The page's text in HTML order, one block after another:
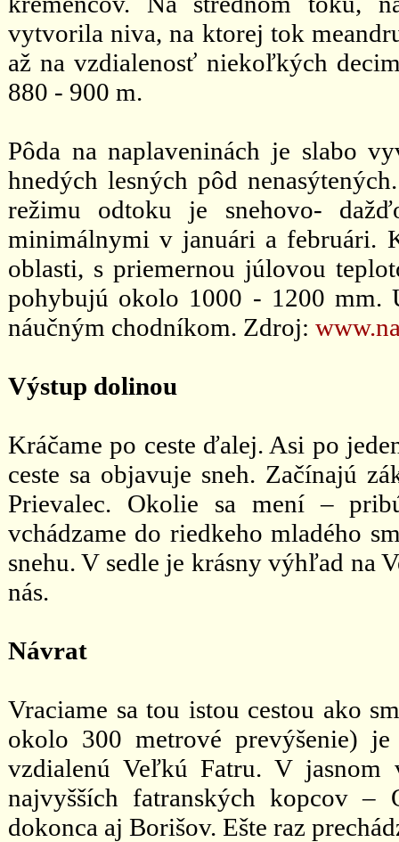
vytvorila niva, na ktorej tok
až na vzdialenosť niekoľkých
880 - 900 m.
Pôda na naplaveninách je slabo
hnedých lesných pôd
režimu odtoku je snehovo-
minimálnymi v januári a februári.
oblasti, s priemernou júlovou
pohybujú okolo 1000 - 1200 mm.
náučným chodníkom. Zdroj:
Výstup dolinou
Kráčame po ceste ďalej. Asi po
ceste sa objavuje sneh. Začínajú
Prievalec. Okolie sa mení –
vchádzame do riedkeho mladého
snehu. V sedle je krásny výhľad na
nás.
Návrat
Vraciame sa tou istou cestou ako
okolo 300 metrové prevýšenie)
vzdialenú Veľkú Fatru. V jasnom
najvyšších fatranských kopcov –
dokonca aj Borišov. Ešte raz